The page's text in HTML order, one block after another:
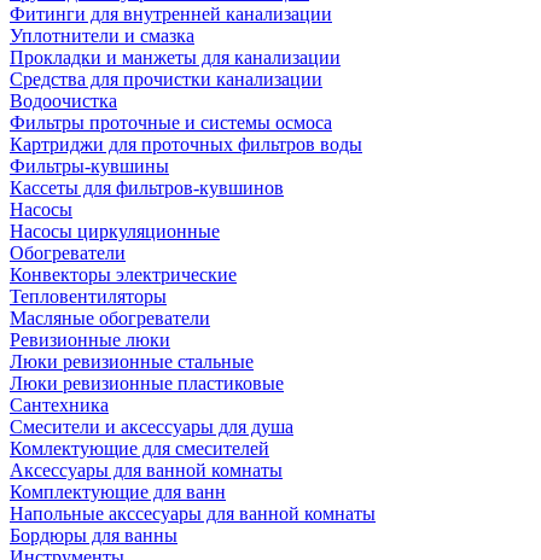
Фитинги для внутренней канализации
Уплотнители и смазка
Прокладки и манжеты для канализации
Средства для прочистки канализации
Водоочистка
Фильтры проточные и системы осмоса
Картриджи для проточных фильтров воды
Фильтры-кувшины
Кассеты для фильтров-кувшинов
Насосы
Насосы циркуляционные
Обогреватели
Конвекторы электрические
Тепловентиляторы
Масляные обогреватели
Ревизионные люки
Люки ревизионные стальные
Люки ревизионные пластиковые
Сантехника
Смесители и аксессуары для душа
Комлектующие для смесителей
Аксессуары для ванной комнаты
Комплектующие для ванн
Напольные акссесуары для ванной комнаты
Бордюры для ванны